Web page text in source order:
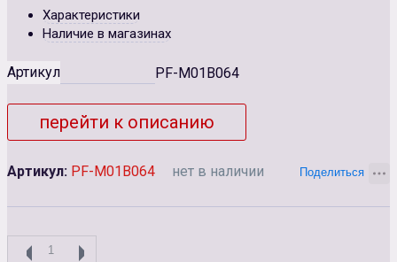
Характеристики
Наличие в магазинах
Артикул PF-М01B064
перейти к описанию
Артикул: PF-М01B064 нет в наличии